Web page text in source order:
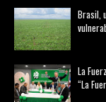
Brasil,
La
“La